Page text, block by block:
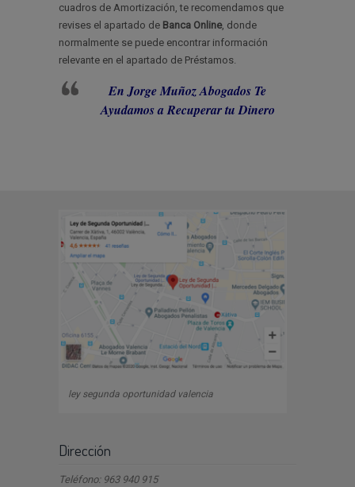
cuadros de Amortización, te recomendamos que
revises el apartado de Banca Online, donde
normalmente se puede encontrar información
relevante en el apartado de Préstamos.
En Jorge Muñoz Abogados Te
Ayudamos a Recuperar tu Dinero
ley segunda oportunidad valencia
Dirección
Teléfono: 963 940 915